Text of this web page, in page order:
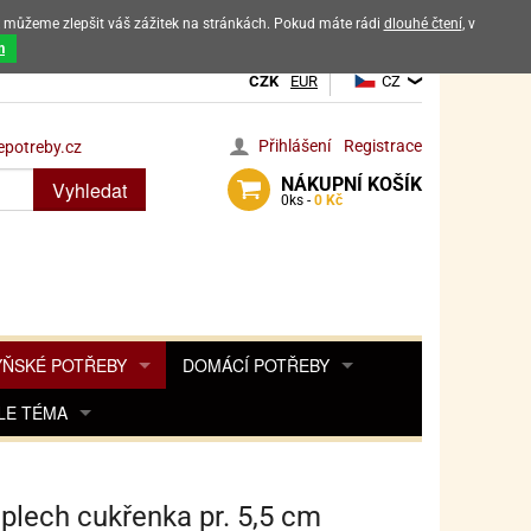
výrobků
CZK EUR CZ
Přihlášení Registrace
NÁKUPNÍ KOŠÍK
0 ks - 0 Kč
Vyhledat
POTŘEBY
KOŘENKY
KÁVOVARŮ
DOMÁCÍ POTŘEBY
KOŠÍKY
TÉMA
PRO FANOUŠKY BARBIE
NAROZENINOVÉ SVÍČKY
cukřenka pr. 5,5 cm
zlepšit váš zážitek na stránkách. Pokud máte rádi dlouhé čtení, v